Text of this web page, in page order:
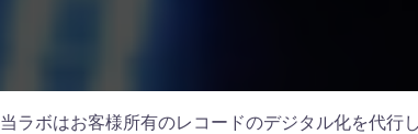
当ラボはお客様所有のレコードのデジタル化を代行